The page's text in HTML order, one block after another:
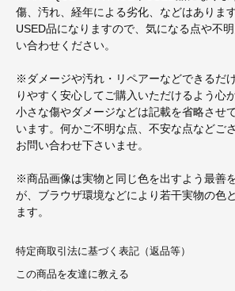
傷、汚れ、経年による劣化、などはあります
USED品になりますので、気になる点や不
い合わせください。
※ダメージや汚れ・リペアーなどできるだ
りやすく安心してご購入いただけるよう心
小さな傷やダメージなどは記載を省略させ
います。何かご不明な点、不安な点などご
お問い合わせ下さいませ。
※商品画像は実物と同じ色を出すよう最善
が、ブラウザ環境などにより若干実物の色
ます。
特定商取引法に基づく表記（返品等）
この商品を友達に教える